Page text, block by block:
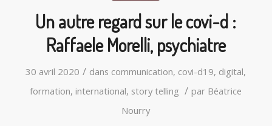
Un autre regard sur le covi-d :
Raffaele Morelli, psychiatre
30 avril 2020 / dans communication, covi-d19, digital,
formation,international, story telling / par Béatrice
Nourry